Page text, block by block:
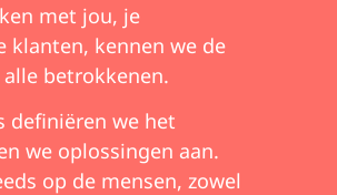
met jou, je
klanten, kennen we de
betrokkenen.
definiëren we het
we oplossingen aan.
op de mensen, zowel